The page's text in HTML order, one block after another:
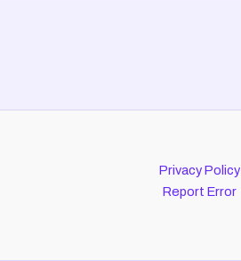
Privacy Policy
Report Error